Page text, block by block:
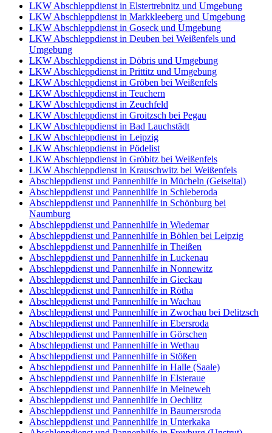
LKW Abschleppdienst in Elstertrebnitz und Umgebung
LKW Abschleppdienst in Markkleeberg und Umgebung
LKW Abschleppdienst in Goseck und Umgebung
LKW Abschleppdienst in Deuben bei Weißenfels und
Umgebung
LKW Abschleppdienst in Döbris und Umgebung
LKW Abschleppdienst in Prittitz und Umgebung
LKW Abschleppdienst in Gröben bei Weißenfels
LKW Abschleppdienst in Teuchern
LKW Abschleppdienst in Zeuchfeld
LKW Abschleppdienst in Groitzsch bei Pegau
LKW Abschleppdienst in Bad Lauchstädt
LKW Abschleppdienst in Leipzig
LKW Abschleppdienst in Pödelist
LKW Abschleppdienst in Gröbitz bei Weißenfels
LKW Abschleppdienst in Krauschwitz bei Weißenfels
Abschleppdienst und Pannenhilfe in Mücheln (Geiseltal)
Abschleppdienst und Pannenhilfe in Schleberoda
Abschleppdienst und Pannenhilfe in Schönburg bei
Naumburg
Abschleppdienst und Pannenhilfe in Wiedemar
Abschleppdienst und Pannenhilfe in Böhlen bei Leipzig
Abschleppdienst und Pannenhilfe in Theißen
Abschleppdienst und Pannenhilfe in Luckenau
Abschleppdienst und Pannenhilfe in Nonnewitz
Abschleppdienst und Pannenhilfe in Gieckau
Abschleppdienst und Pannenhilfe in Rötha
Abschleppdienst und Pannenhilfe in Wachau
Abschleppdienst und Pannenhilfe in Zwochau bei Delitzsch
Abschleppdienst und Pannenhilfe in Ebersroda
Abschleppdienst und Pannenhilfe in Görschen
Abschleppdienst und Pannenhilfe in Wethau
Abschleppdienst und Pannenhilfe in Stößen
Abschleppdienst und Pannenhilfe in Halle (Saale)
Abschleppdienst und Pannenhilfe in Elsteraue
Abschleppdienst und Pannenhilfe in Meineweh
Abschleppdienst und Pannenhilfe in Oechlitz
Abschleppdienst und Pannenhilfe in Baumersroda
Abschleppdienst und Pannenhilfe in Unterkaka